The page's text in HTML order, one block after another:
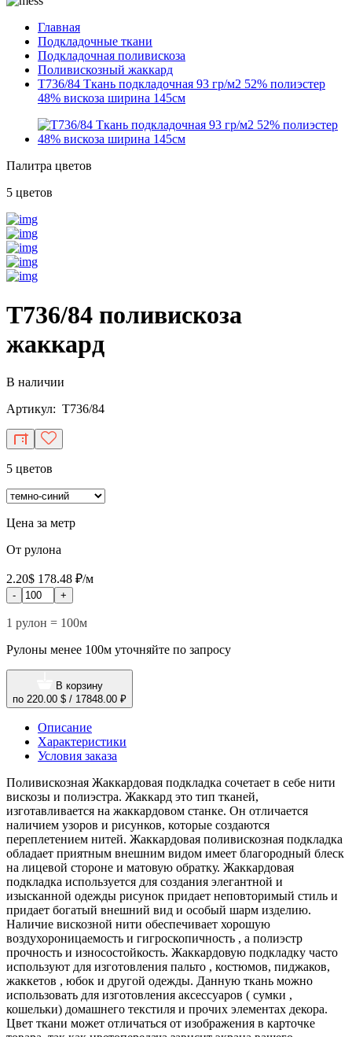
Главная
Подкладочные ткани
Подкладочная поливискоза
Поливискозный жаккард
T736/84 Ткань подкладочная 93 гр/м2 52% полиэстер
48% вискоза ширина 145см
Палитра цветов
5 цветов
T736/84 поливискоза
жаккард
В наличии
Артикул: T736/84
5 цветов
Цена за метр
От рулона
2.20$ 178.48 ₽/м
- +
1 рулон = 100м
Рулоны менее 100м уточняйте по запросу
В корзину
по 220.00 $ / 17848.00 ₽
Описание
Характеристики
Условия заказа
Поливискозная Жаккардовая подкладка сочетает в себе нити
вискозы и полиэстра. Жаккард это тип тканей,
изготавливается на жаккардовом станке. Он отличается
наличием узоров и рисунков, которые создаются
переплетением нитей. Жаккардовая поливискозная подкладка
обладает приятным внешним видом имеет благородный блеск
на лицевой стороне и матовую обратку. Жаккардовая
подкладка используется для создания элегантной и
изысканной одежды рисунок придает неповторимый стиль и
придает богатый внешний вид и особый шарм изделию.
Наличие вискозной нити обеспечивает хорошую
воздухороницаемость и гигроскопичность , а полиэстр
прочность и износостойкость. Жаккардовую подкладку часто
используют для изготовления пальто , костюмов, пиджаков,
жаккетов , юбок и другой одежды. Данную ткань можно
использовать для изготовления аксессуаров ( сумки ,
кошельки) домашнего текстиля и прочих элементах декора.
Цвет ткани может отличаться от изображения в карточке